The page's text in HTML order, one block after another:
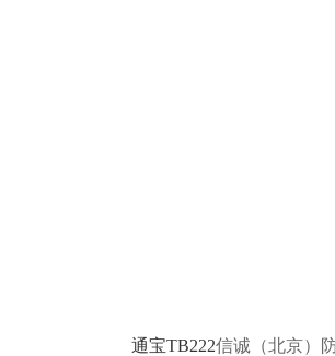
通宝TB222信诚（北京）